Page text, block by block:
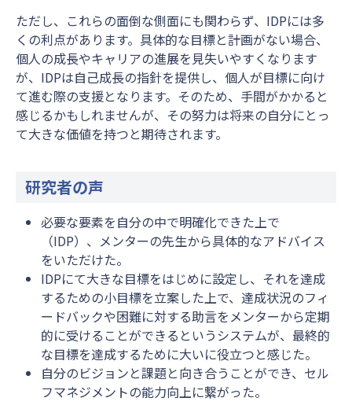
ただし、これらの面倒な側面にも関わらず、IDPには多
くの利点があります。具体的な目標と計画がない場合、
個人の成長やキャリアの進展を見失いやすくなります
が、IDPは自己成長の指針を提供し、個人が目標に向け
て進む際の支援となります。そのため、手間がかかると
感じるかもしれませんが、その努力は将来の自分にとっ
て大きな価値を持つと期待されます。
研究者の声
必要な要素を自分の中で明確化できた上で
（IDP）、メンターの先生から具体的なアドバイス
をいただけた。
IDPにて大きな目標をはじめに設定し、それを達成
するための小目標を立案した上で、達成状況のフィ
ードバックや困難に対する助言をメンターから定期
的に受けることができるというシステムが、最終的
な目標を達成するために大いに役立つと感じた。
自分のビジョンと課題と向き合うことができ、セル
フマネジメントの能力向上に繋がった。